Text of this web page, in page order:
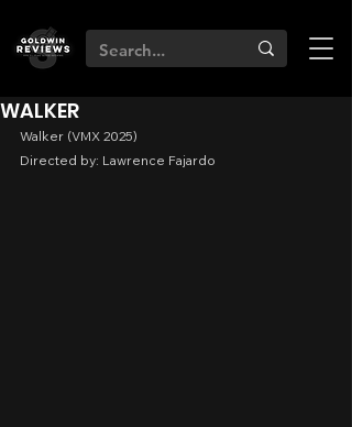
WALKER
Walker (VMX 2025)
Directed by: Lawrence Fajardo